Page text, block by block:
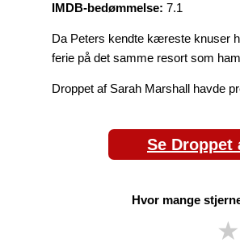
IMDB-bedømmelse: 7.1
Da Peters kendte kæreste knuser
ferie på det samme resort som
Droppet af Sarah Marshall havde
Se Droppet
Hvor mange
★